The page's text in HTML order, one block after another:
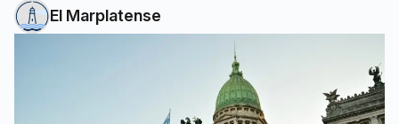
El Marplatense